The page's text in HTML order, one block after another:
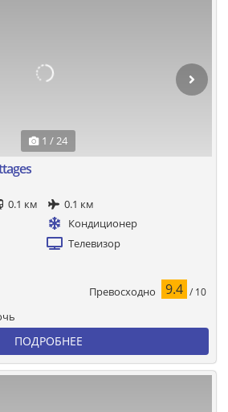
1 / 24
0.1 км
0.1 км
Кондиционер
Телевизор
Превосходно 9.4 / 10
ПОДРОБНЕЕ